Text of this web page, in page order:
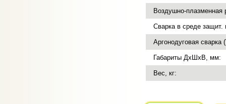
Воздушно-плазменная
Cварка в среде защит.
Аргонодуговая сварка
Габариты ДхШхВ, мм:
Вес, кг: